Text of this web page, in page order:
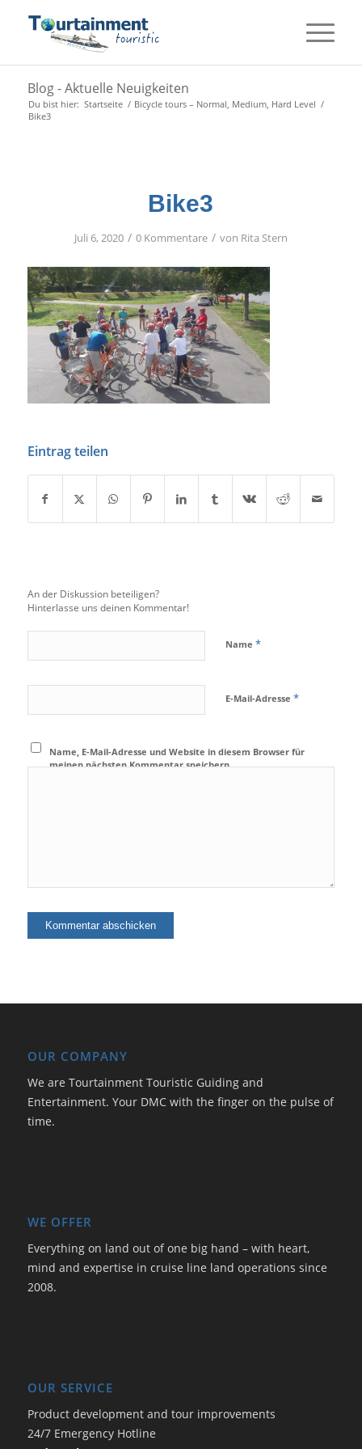
Blog - Aktuelle Neuigkeiten
Du bist hier: Startseite / Bicycle tours – Normal, Medium, Hard Level /
Bike3
Bike3
Juli 6, 2020 / 0 Kommentare / von Rita Stern
Eintrag teilen
An der Diskussion beteiligen?
Hinterlasse uns deinen Kommentar!
Name *
E-Mail-Adresse *
Name, E-Mail-Adresse und Website in diesem Browser für
meinen nächsten Kommentar speichern.
OUR COMPANY
We are Tourtainment Touristic Guiding and
Entertainment. Your DMC with the finger on the pulse of
time.
WE OFFER
Everything on land out of one big hand – with heart,
mind and expertise in cruise line land operations since
2008.
OUR SERVICE
Product development and tour improvements
24/7 Emergency Hotline